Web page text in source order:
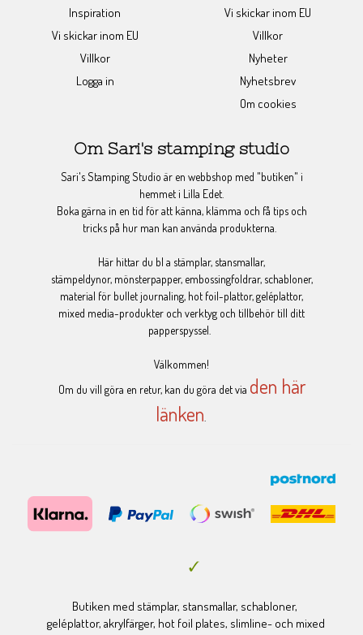
Inspiration
Vi skickar inom EU
Villkor
Logga in
Vi skickar inom EU
Villkor
Nyheter
Nyhetsbrev
Om cookies
Om Sari's stamping studio
Sari's Stamping Studio är en webbshop med "butiken" i
hemmet i Lilla Edet.
Boka gärna in en tid för att känna, klämma och få tips och
tricks på hur man kan använda produkterna.
Här hittar du bl a stämplar, stansmallar,
stämpeldynor, mönsterpapper, embossingfoldrar, schabloner,
material för bullet journaling, hot foil-plattor, geléplattor,
mixed media-produkter och verktyg och tillbehör till ditt
papperspyssel.
Välkommen!
Om du vill göra en retur, kan du göra det via den här
länken.
Butiken med stämplar, stansmallar, schabloner,
geléplattor, akrylfärger, hot foil plates, slimline- och mixed